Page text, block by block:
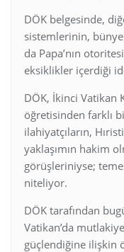
DÖK belgesinde,
sistemlerinin,
da Papa’nın
eksiklikler içerdiği
DÖK, İkinci Vatikan
öğretisinden farklı
ilahiyatçıların,
yaklaşımın hakim
görüşleriniyse;
niteliyor.
DÖK tarafından
Vatikan’da
güçlendiğine ilişkin